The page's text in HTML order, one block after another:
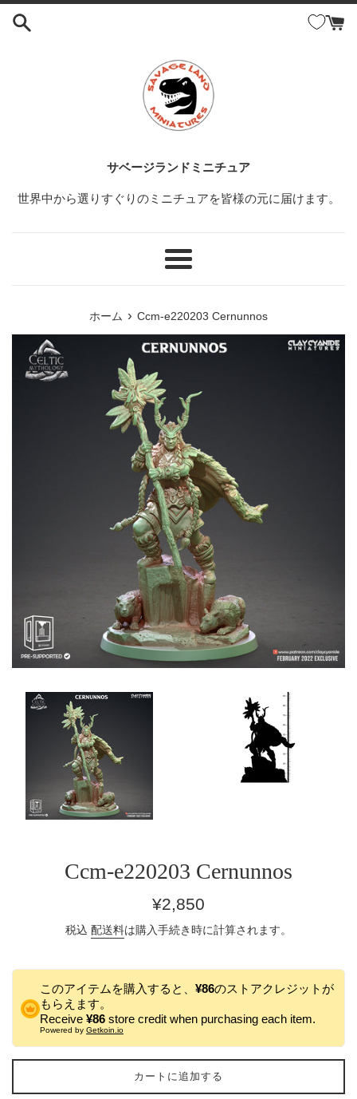
コ
サベージランドミニチュア
世界中から選りすぐりのミニチュアを皆様の元に届けます。
メ
ホーム › Ccm-e220203 Cernunnos
Ccm-e220203 Cernunnos
通
価
¥2,850
税込 配送料は購入手続き時に計算されます。
このアイテムを購入すると、 ¥86のストアクレジットが
もらえます。
Receive ¥86 store credit when purchasing each item.
Powered by Getkoin.io
カートに追加する